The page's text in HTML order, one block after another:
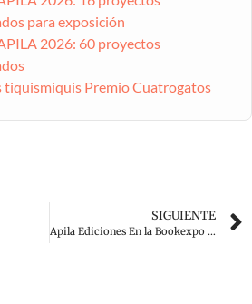
para exposición
2026: 60 proyectos
tiquismiquis Premio Cuatrogatos
SIGUIENTE
Apila Ediciones En la Bookexpo América